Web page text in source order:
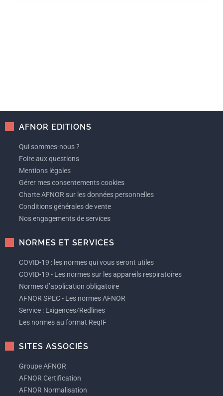
AFNOR EDITIONS
Qui sommes-nous ?
Foire aux questions
Mentions légales
Gérer mes consentements cookies
Charte AFNOR sur les données personnelles
Conditions générales de vente
Nos engagements de services
NORMES ET SERVICES
COVID-19 : les normes qui vous seront utiles
COVID-19 - Les normes sur les appareils respiratoires
Normes d’application obligatoire
AFNOR SPEC - Les normes AFNOR
Service : Exigences/Redlines
Les normes au format ReqIF
SITES ASSOCIÉS
Groupe AFNOR
AFNOR Certification
AFNOR Normalisation